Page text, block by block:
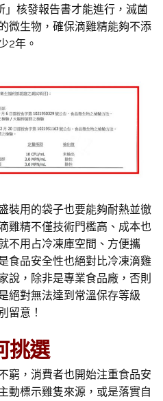
核發報告書才能進行，滅菌
微生物，確保滴雞精能夠不添
2年。
裝用的袋子也要能夠耐熱並徹
雞精不僅技術門檻高、成本也
不用占冷凍庫空間、方便攜
食品安全性也絕對比冷凍滴雞
說，除非是專業食品廠，否則
絕對無法達到常溫保存等級
留意！
挑選
窮，消費者也開始注重食品安
動標示雞隻來源，或是落實自